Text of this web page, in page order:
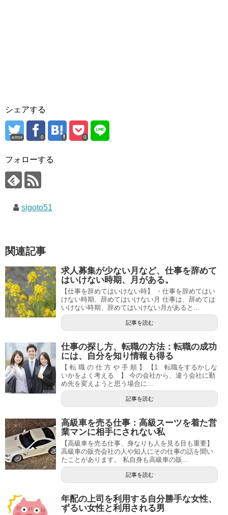
シェアする
error 0 0
フォローする
sigoto51
関連記事
求人募集が少ない月など、仕事を辞めて
はいけない時期、月がある。
【仕事を辞めてはいけない時】 ・仕事を辞めてはい
けない時期、辞めてはいけない月 仕事は、辞めては
いけない時期、辞めてはいけない月があると...
記事を読む
仕事の探し方、転職の方法：転職の成功
には、自分を知り情報も得る
【 転 職 の 仕 方 や 手 順 】 【1 転職をするかしな
いかをよく考える 】 今の会社から、違う会社に勤
め先を変えようと思う場合に...
記事を読む
高級車を売る仕事：高級スーツを着た営
業マンに相手にされない私
【高級車を売る仕事、身なりも人を見る目も重要】
高級車の販売会社の人や知人にその仕事の話を聞い
たことがあります。 私自身も高級車の販...
記事を読む
年配の上司を利用する自分勝手な女性、
ずるい女性と利用される男